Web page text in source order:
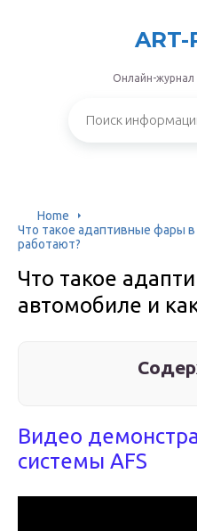
ART-
Онлайн-
Home
Что такое адаптивные фары
работают?
Что такое
автомобиле и
Видео
системы AFS